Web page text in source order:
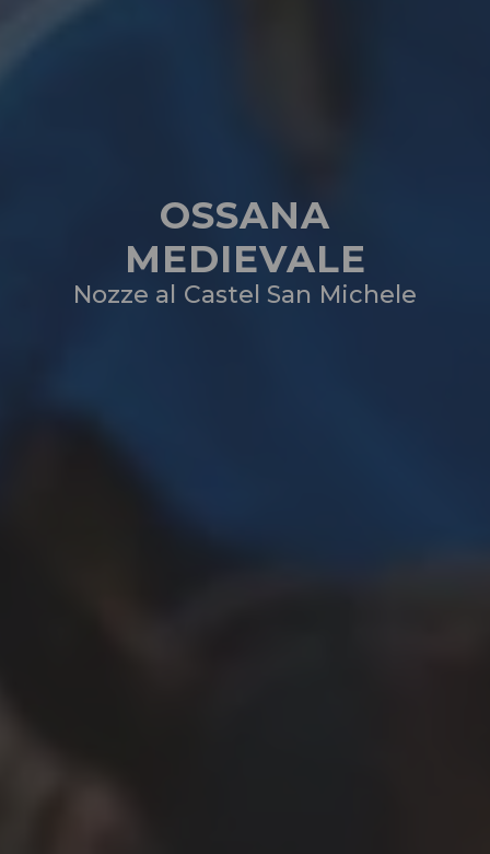
OSSANA
MEDIEVALE
Nozze al Castel San Michele